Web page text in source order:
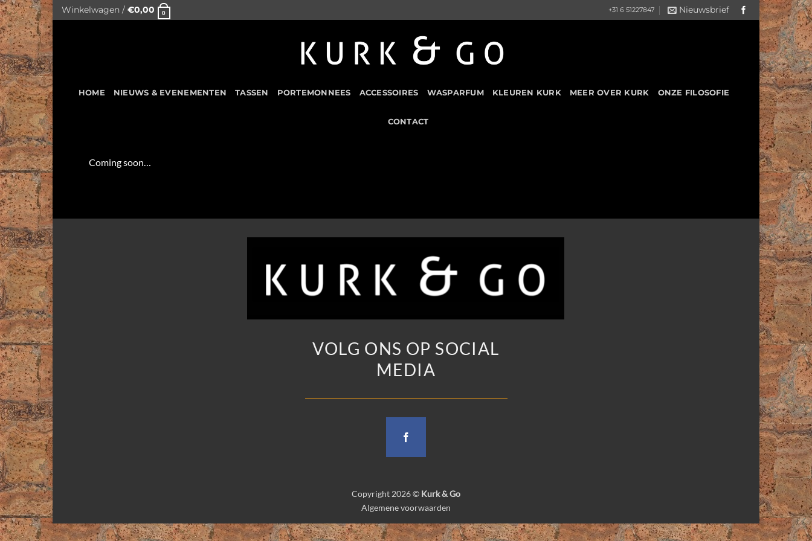
Skip
to
content
Winkelwagen / €0,00 0 +31 6 51227847 Nieuwsbrief
HOME NIEUWS & EVENEMENTEN TASSEN PORTEMONNEES ACCESSOIRES WASPARFUM KLEUREN KURK MEER OVER KURK ONZE FILOSOFIE
CONTACT
Coming soon…
VOLG ONS OP SOCIAL
MEDIA
Copyright 2026 © Kurk & Go
Algemene voorwaarden